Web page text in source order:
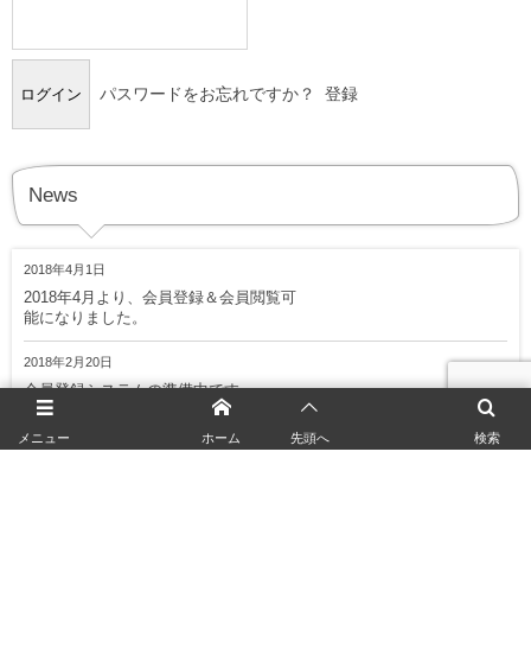
パスワードをお忘れですか？ 登録
News
2018年4月1日
2018年4月より、会員登録＆会員閲覧可
能になりました。
2018年2月20日
会員登録システムの準備中です。
2018年2月20日
メニュー 検索
ホーム 先頭へ